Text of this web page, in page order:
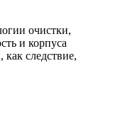
очистки,
и корпуса
следствие,